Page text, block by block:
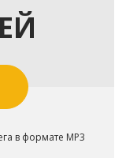
в формате MP3